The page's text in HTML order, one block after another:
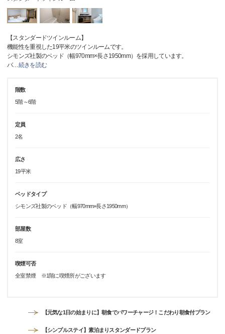
【スタンダードツインルーム】
機能性を重視した19平米のツインルームです。
シモンズ社製のベッド（幅970mm×長さ1950mm）を採用しています。
バ…続きを読む
階数
5階～6階
定員
2名
広さ
19平米
ベッドタイプ
シモンズ社製のベッド（幅970mm×長さ1950mm）
部屋数
8室
喫煙可否
全室禁煙 ※1階に喫煙所がございます
【元気な1日の始まりに】朝食でパワーチャージ！こだわり朝食付プラン
【シンプルステイ】素泊まりスタンダードプラン